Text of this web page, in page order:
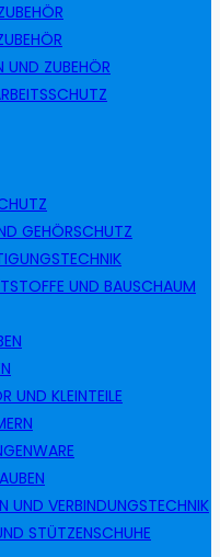
UND ZUBEHÖR
GEHÖRSCHUTZ
UND BAUSCHAUM
UND KLEINTEILE
UND VERBINDUNGSTECHNIK
STÜTZENSCHUHE